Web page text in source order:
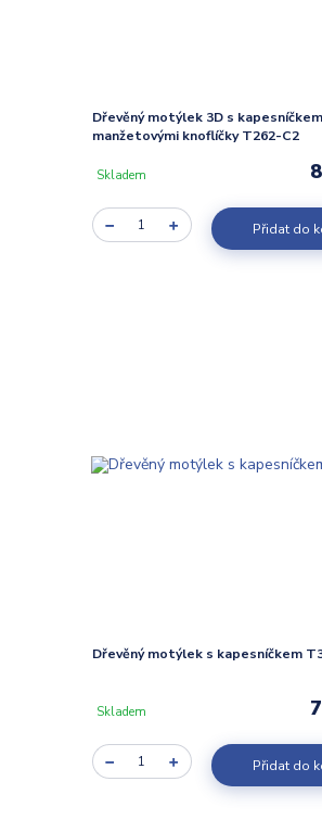
Dřevěný motýlek 3D s
manžetovými knoflíčky T262-C2
Skladem
Přidat do
Dřevěný motýlek s kapesníčkem
Skladem
Přidat do